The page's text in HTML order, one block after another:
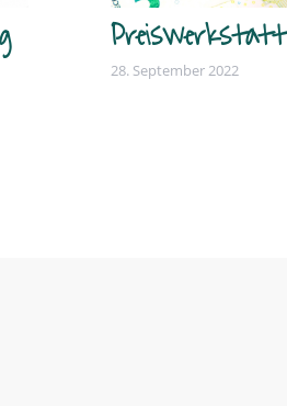
Preiswerkstatt
28. September 2022